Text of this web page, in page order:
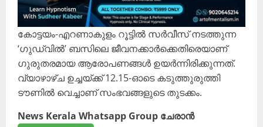
കോട്ടയം-എറണാകുളം റൂട്ടിൽ സർവീസ് നടത്തുന്ന
‘ഗുഡ്‌വിൽ’ ബസിലെ ജീവനക്കാർക്കെതിരെയാണ്
ഗുരുതരമായ ആരോപണങ്ങൾ ഉയർന്നിരിക്കുന്നത്.
വ്യാഴാഴ്ച ഉച്ചയ്ക്ക് 12.15-ഓടെ കടുത്തുരുത്തി
ടൗണിൽ വെച്ചാണ് സംഭവങ്ങളുടെ തുടക്കം.
News Kerala Whatsapp Group ചേരാൻ